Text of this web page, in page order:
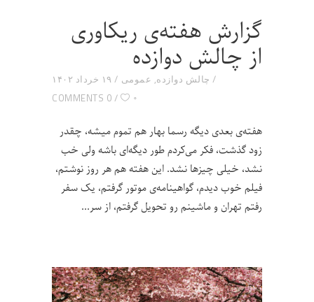
گزارش هفته‌ی ریکاوری
از چالش دوازده
۱۹ خرداد ۱۴۰۲ چالش دوازده, عمومی
0 COMMENTS
۰
هفته‌ی بعدی دیگه رسما بهار هم تموم میشه، چقدر
زود گذشت، فکر می‌کردم طور دیگه‌ای باشه ولی خب
نشد، خیلی چیزها نشد. این هفته هم هر روز نوشتم،
فیلم خوب دیدم، گواهینامه‌ی موتور گرفتم، یک سفر
رفتم تهران و ماشینم رو تحویل گرفتم، از سر